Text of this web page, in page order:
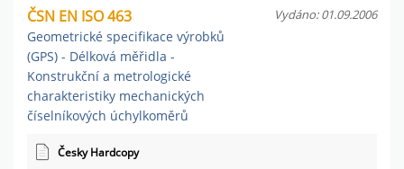
ČSN EN ISO 463
Geometrické specifikace výrobků
(GPS) - Délková měřidla -
Konstrukční a metrologické
charakteristiky mechanických
číselníkových úchylkoměrů
Vydáno: 01.09.2006
Česky Hardcopy